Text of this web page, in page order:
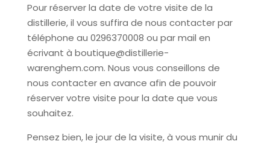
Pour réserver la date de votre visite de la
distillerie, il vous suffira de nous contacter par
téléphone au 0296370008 ou par mail en
écrivant à boutique@distillerie-
warenghem.com. Nous vous conseillons de
nous contacter en avance afin de pouvoir
réserver votre visite pour la date que vous
souhaitez.
Pensez bien, le jour de la visite, à vous munir du